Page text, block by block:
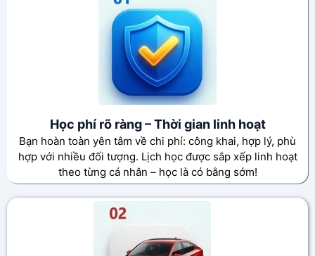
Học phí rõ ràng – Thời gian linh hoạt
Bạn hoàn toàn yên tâm về chi phí: công khai, hợp lý, phù
hợp với nhiều đối tượng. Lịch học được sắp xếp linh hoạt
theo từng cá nhân – học là có bằng sớm!